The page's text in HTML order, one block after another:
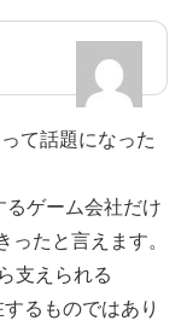
て話題になった
るゲーム会社だけ
たと言えます。
支えられる
るものではあり